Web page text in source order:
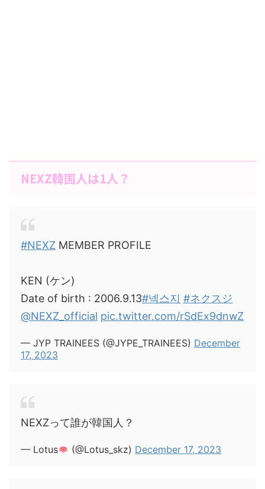
NEXZ韓国人は1人？
#NEXZ MEMBER PROFILE
KEN (ケン)
Date of birth : 2006.9.13#넥스지 #ネクスジ
@NEXZ_official pic.twitter.com/rSdEx9dnwZ
— JYP TRAINEES (@JYPE_TRAINEES) December
17, 2023
NEXZって誰が韓国人？
— Lotus (@Lotus_skz) December 17, 2023